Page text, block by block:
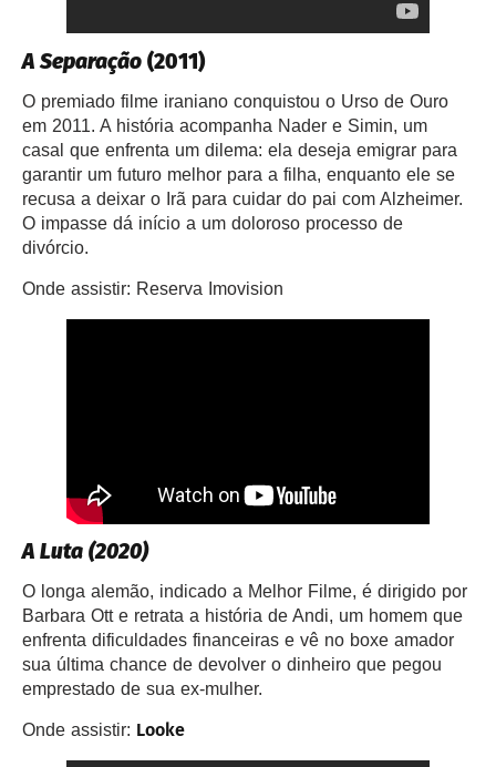
A Separação (2011)
O premiado filme iraniano conquistou o Urso de Ouro
em 2011. A história acompanha Nader e Simin, um
casal que enfrenta um dilema: ela deseja emigrar para
garantir um futuro melhor para a filha, enquanto ele se
recusa a deixar o Irã para cuidar do pai com Alzheimer.
O impasse dá início a um doloroso processo de
divórcio.
Onde assistir: Reserva Imovision
A Luta (2020)
O longa alemão, indicado a Melhor Filme, é dirigido por
Barbara Ott e retrata a história de Andi, um homem que
enfrenta dificuldades financeiras e vê no boxe amador
sua última chance de devolver o dinheiro que pegou
emprestado de sua ex-mulher.
Onde assistir: Looke